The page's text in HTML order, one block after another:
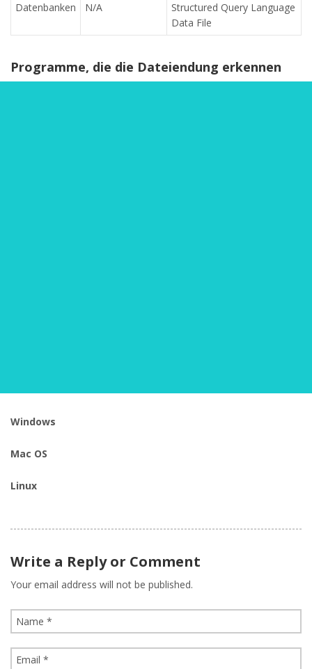
Datenbanken N/A
Structured Query Language
Data File
Programme, die die Dateiendung erkennen
Windows
Mac OS
Linux
Write a Reply or Comment
Your email address will not be published.